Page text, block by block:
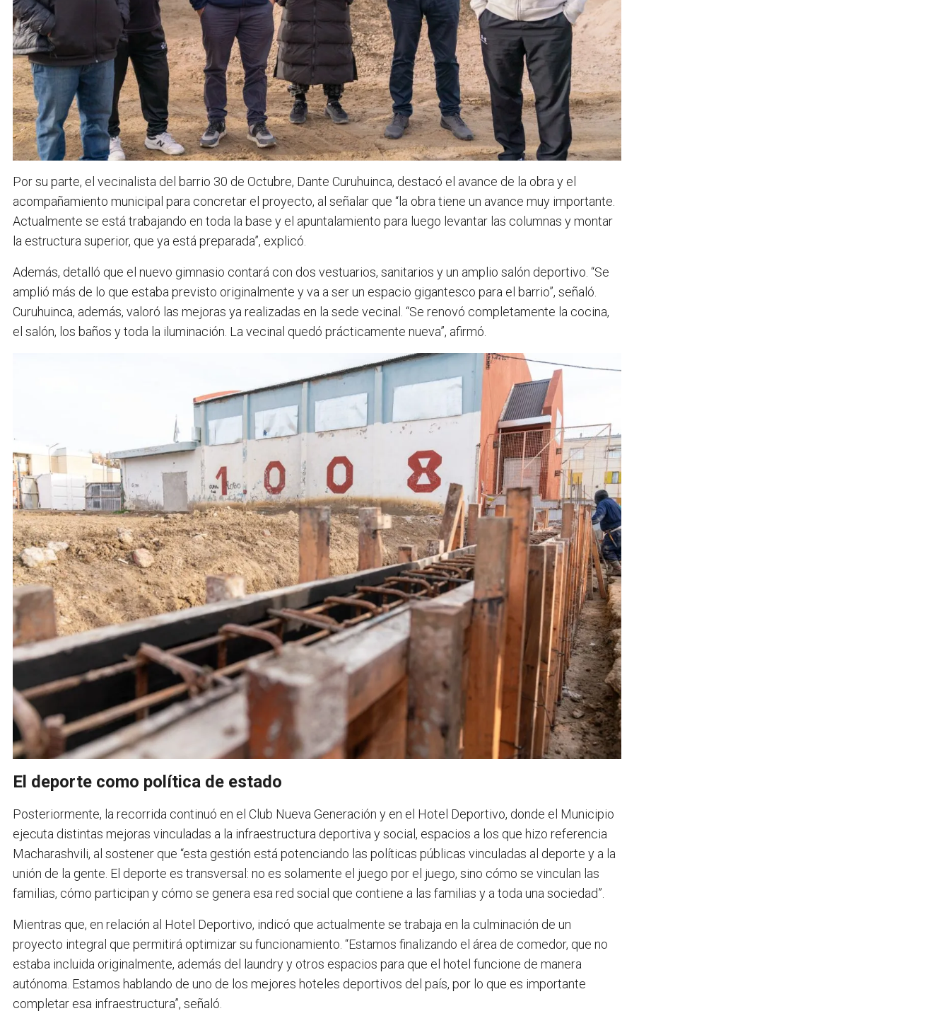
Por su parte, el vecinalista del barrio 30 de Octubre, Dante Curuhuinca, destacó el avance de la obra y el
acompañamiento municipal para concretar el proyecto, al señalar que “la obra tiene un avance muy importante.
Actualmente se está trabajando en toda la base y el apuntalamiento para luego levantar las columnas y montar
la estructura superior, que ya está preparada”, explicó.
Además, detalló que el nuevo gimnasio contará con dos vestuarios, sanitarios y un amplio salón deportivo. “Se
amplió más de lo que estaba previsto originalmente y va a ser un espacio gigantesco para el barrio”, señaló.
Curuhuinca, además, valoró las mejoras ya realizadas en la sede vecinal. “Se renovó completamente la cocina,
el salón, los baños y toda la iluminación. La vecinal quedó prácticamente nueva”, afirmó.
El deporte como política de estado
Posteriormente, la recorrida continuó en el Club Nueva Generación y en el Hotel Deportivo, donde el Municipio
ejecuta distintas mejoras vinculadas a la infraestructura deportiva y social, espacios a los que hizo referencia
Macharashvili, al sostener que “esta gestión está potenciando las políticas públicas vinculadas al deporte y a la
unión de la gente. El deporte es transversal: no es solamente el juego por el juego, sino cómo se vinculan las
familias, cómo participan y cómo se genera esa red social que contiene a las familias y a toda una sociedad”.
Mientras que, en relación al Hotel Deportivo, indicó que actualmente se trabaja en la culminación de un
proyecto integral que permitirá optimizar su funcionamiento. “Estamos finalizando el área de comedor, que no
estaba incluida originalmente, además del laundry y otros espacios para que el hotel funcione de manera
autónoma. Estamos hablando de uno de los mejores hoteles deportivos del país, por lo que es importante
completar esa infraestructura”, señaló.